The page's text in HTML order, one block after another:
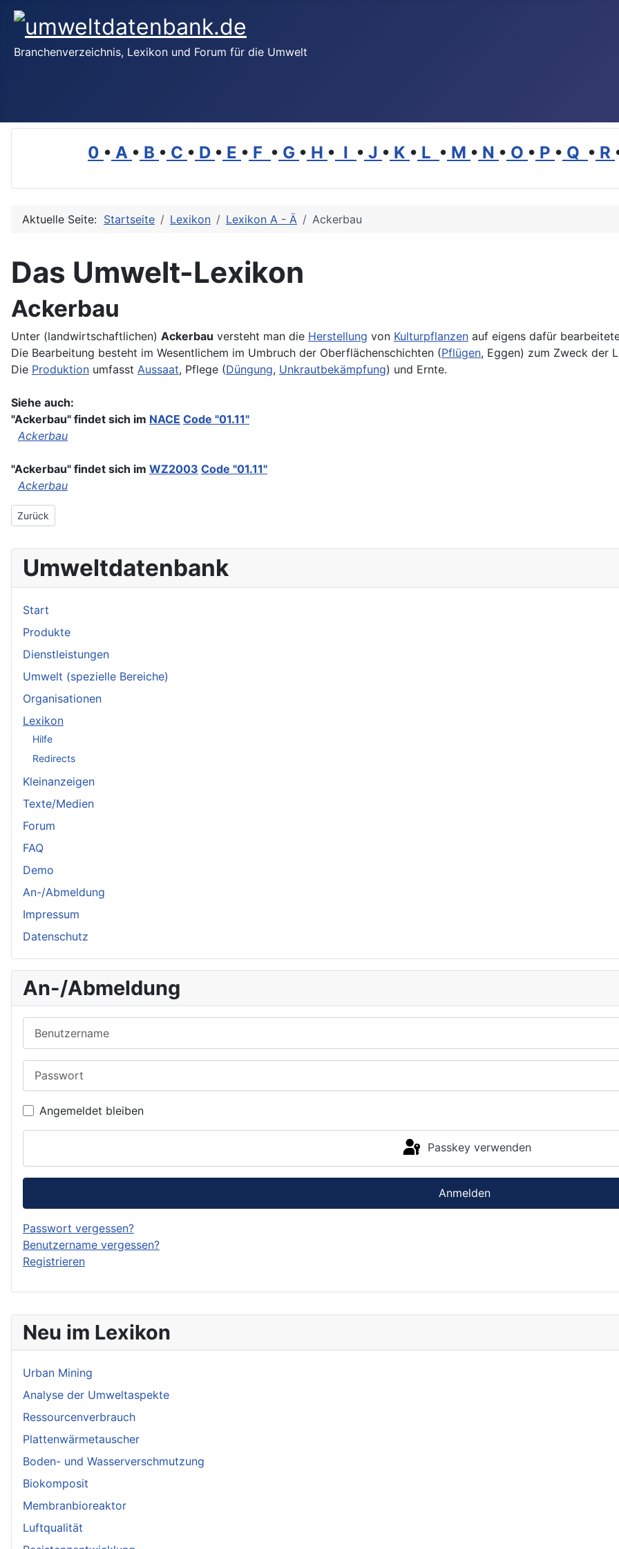
Branchenverzeichnis, Lexikon und Forum für die Umwelt
0 • A • B • C • D • E • F • G • H • I • J • K • L • M • N • O • P • Q • R
Neu im Lexikon
Urban Mining
Analyse der Umweltaspekte
Ressourcenverbrauch
Plattenwärmetauscher
Boden- und Wasserverschmutzung
Biokomposit
Membranbioreaktor
Luftqualität
Aktuelle Seite: Startseite Lexikon Lexikon A - Ä Ackerbau
Das Umwelt-Lexikon
Ackerbau
Unter (landwirtschaftlichen) Ackerbau versteht man die Herstellung von Kulturpflanzen auf eigens dafür
Die Bearbeitung besteht im Wesentlichem im Umbruch der Oberflächenschichten (Pflügen, Eggen) zum Zweck der
Die Produktion umfasst Aussaat, Pflege (Düngung, Unkrautbekämpfung) und Ernte.
Siehe auch:
"Ackerbau" findet sich im NACE Code "01.11"
Ackerbau
"Ackerbau" findet sich im WZ2003 Code "01.11"
Ackerbau
Vorheriger Beitrag: Acker
Zurück
Umweltdatenbank
Start
Produkte
Dienstleistungen
Umwelt (spezielle Bereiche)
Organisationen
Lexikon
Hilfe
Redirects
Kleinanzeigen
Texte/Medien
Forum
FAQ
Demo
An-/Abmeldung
Impressum
Datenschutz
An-/Abmeldung
Angemeldet bleiben
Passkey verwenden
Anmelden
Passwort vergessen?
Benutzername vergessen?
Registrieren